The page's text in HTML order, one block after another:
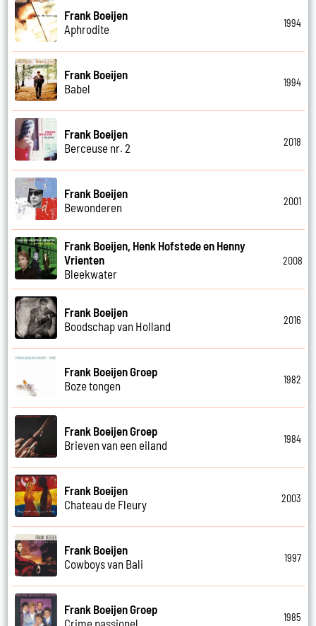
Frank Boeijen
Aphrodite
1994
Frank Boeijen
Babel
1994
Frank Boeijen
Berceuse nr. 2
2018
Frank Boeijen
Bewonderen
2001
Frank Boeijen, Henk Hofstede en Henny
Vrienten
Bleekwater
2008
Frank Boeijen
Boodschap van Holland
2016
Frank Boeijen Groep
Boze tongen
1982
Frank Boeijen Groep
Brieven van een eiland
1984
Frank Boeijen
Chateau de Fleury
2003
Frank Boeijen
Cowboys van Bali
1997
Frank Boeijen Groep
Crime passionel
1985